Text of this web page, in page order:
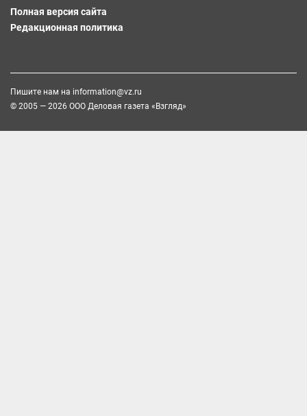
Полная версия сайта
Редакционная политика
Пишите нам на information@vz.ru
© 2005 — 2026 ООО Деловая газета «Взгляд»